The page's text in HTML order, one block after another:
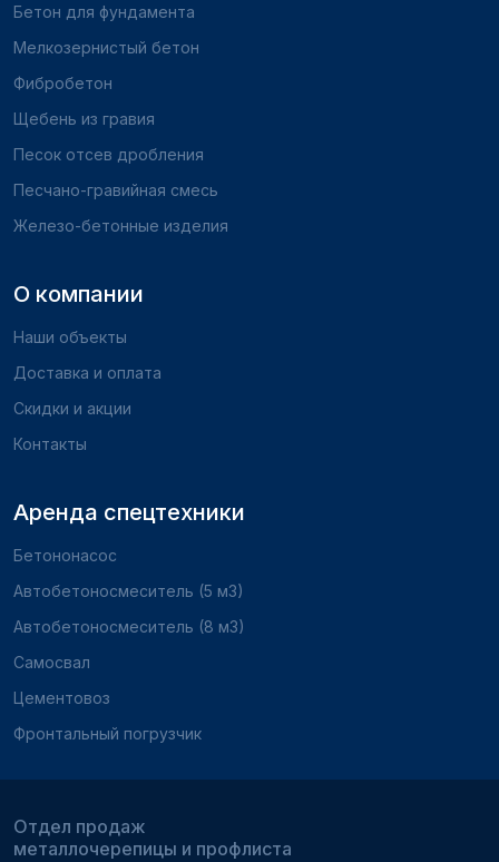
Бетон для фундамента
Мелкозернистый бетон
Фибробетон
Щебень из гравия
Песок отсев дробления
Песчано-гравийная смесь
Железо-бетонные изделия
О компании
Наши объекты
Доставка и оплата
Скидки и акции
Контакты
Аренда спецтехники
Бетононасос
Автобетоносмеситель (5 м3)
Автобетоносмеситель (8 м3)
Самосвал
Цементовоз
Фронтальный погрузчик
Отдел продаж
металлочерепицы и профлиста